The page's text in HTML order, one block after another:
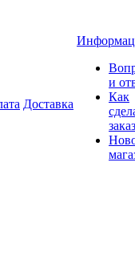
Доставка
и
Как
заказ